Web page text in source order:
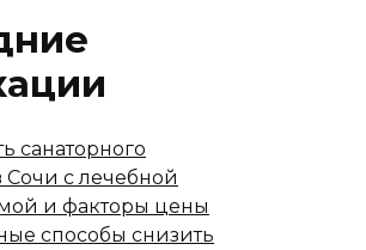
санаторного
Сочи с лечебной
и факторы цены
способы снизить